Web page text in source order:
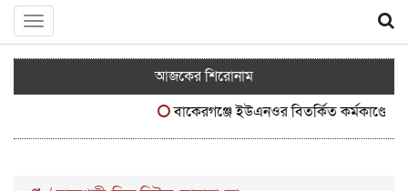
Toggle
navigation
আজকের শিরোনাম
বাকেরগঞ্জে ইউএনওর বিতর্কিত কর্মকাণ্ডে